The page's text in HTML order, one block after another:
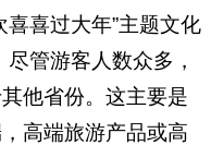
喜过大年”主题文化
管游客人数众多，
他省份。这主要是
高端旅游产品或高